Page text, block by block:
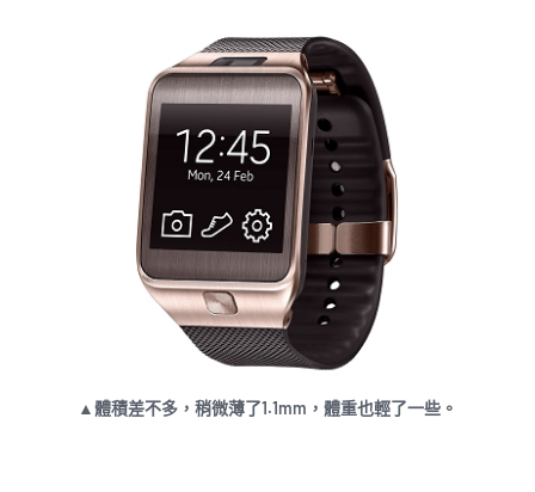
▲體積差不多，稍微薄了1.1mm，體重也輕了一些。